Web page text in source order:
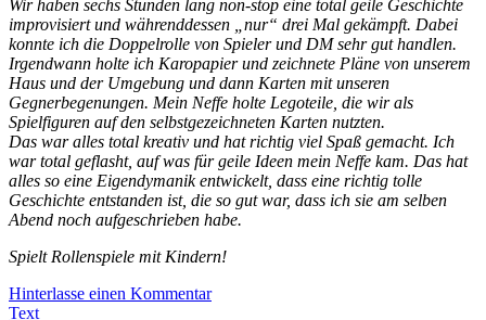
Wir haben sechs Stunden lang non-stop eine total geile Geschichte
improvisiert und währenddessen „nur“ drei Mal gekämpft. Dabei
konnte ich die Doppelrolle von Spieler und DM sehr gut handlen.
Irgendwann holte ich Karopapier und zeichnete Pläne von unserem
Haus und der Umgebung und dann Karten mit unseren
Gegnerbegenungen. Mein Neffe holte Legoteile, die wir als
Spielfiguren auf den selbstgezeichneten Karten nutzten.
Das war alles total kreativ und hat richtig viel Spaß gemacht. Ich
war total geflasht, auf was für geile Ideen mein Neffe kam. Das hat
alles so eine Eigendymanik entwickelt, dass eine richtig tolle
Geschichte entstanden ist, die so gut war, dass ich sie am selben
Abend noch aufgeschrieben habe.
Spielt Rollenspiele mit Kindern!
Hinterlasse einen Kommentar
Text